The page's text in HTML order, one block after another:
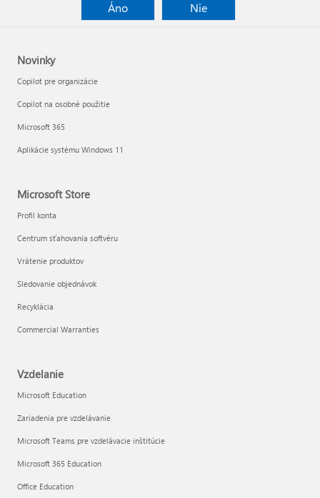
Áno
Nie
Novinky
Copilot pre organizácie
Copilot na osobné použitie
Microsoft 365
Aplikácie systému Windows 11
Microsoft Store
Profil konta
Centrum sťahovania softvéru
Vrátenie produktov
Sledovanie objednávok
Recyklácia
Commercial Warranties
Vzdelanie
Microsoft Education
Zariadenia pre vzdelávanie
Microsoft Teams pre vzdelávacie inštitúcie
Microsoft 365 Education
Office Education